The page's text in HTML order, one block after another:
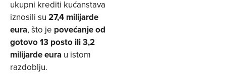
ukupni krediti kućanstava
iznosili su 27,4 milijarde
eura, što je povećanje od
gotovo 13 posto ili 3,2
milijarde eura u istom
razdoblju.